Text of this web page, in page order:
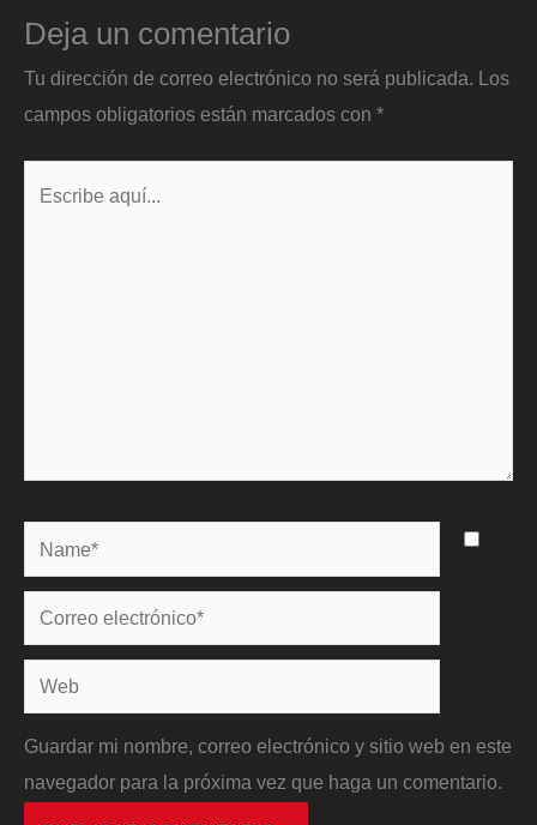
Deja un comentario
Tu dirección de correo electrónico no será publicada. Los
campos obligatorios están marcados con *
Name*
Correo
electrónico*
Web
Guardar mi nombre, correo electrónico y sitio web en este
navegador para la próxima vez que haga un comentario.